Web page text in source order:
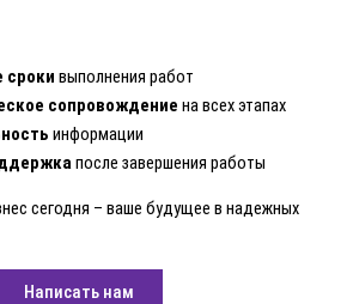
сроки выполнения работ
сопровождение на всех этапах
информации
после завершения работы
сегодня – ваше будущее в надежных
Написать нам